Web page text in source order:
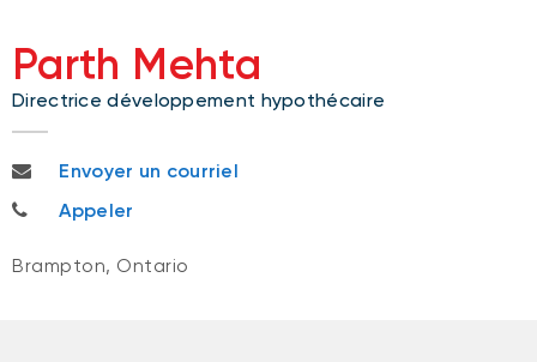
Parth Mehta
Directrice développement hypothécaire
parth.mehta@nbc.ca
Envoyer un courriel
647 966-7677
Appeler
Brampton, Ontario